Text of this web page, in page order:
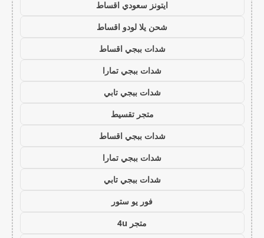
ايتونز سعودي اقساط
شحن يلا لودو اقساط
شدات ببجي اقساط
شدات ببجي تمارا
شدات ببجي تابي
متجر تقسيط
شدات ببجي اقساط
شدات ببجي تمارا
شدات ببجي تابي
فور يو ستور
متجر 4u